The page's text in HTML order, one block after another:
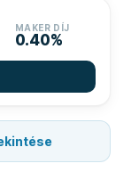
MAKER DÍJ
0.40%